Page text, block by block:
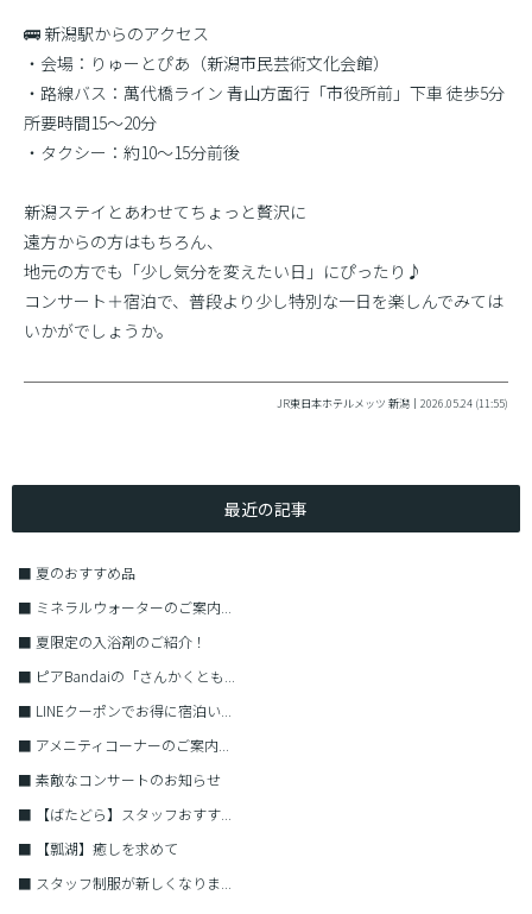
🚌 新潟駅からのアクセス
・会場：りゅーとぴあ（新潟市民芸術文化会館）
・路線バス：萬代橋ライン 青山方面行「市役所前」下車 徒歩5分
所要時間15〜20分
・タクシー：約10〜15分前後
新潟ステイとあわせてちょっと贅沢に
遠方からの方はもちろん、
地元の方でも「少し気分を変えたい日」にぴったり♪
コンサート＋宿泊で、普段より少し特別な一日を楽しんでみては
いかがでしょうか。
JR東日本ホテルメッツ 新潟｜2026.05.24 (11:55)
最近の記事
■ 夏のおすすめ品
■ ミネラルウォーターのご案内...
■ 夏限定の入浴剤のご紹介！
■ ピアBandaiの「さんかくとも...
■ LINEクーポンでお得に宿泊い...
■ アメニティコーナーのご案内...
■ 素敵なコンサートのお知らせ
■
【ばたどら】スタッフおすす...
■
【瓢湖】癒しを求めて
■ スタッフ制服が新しくなりま...